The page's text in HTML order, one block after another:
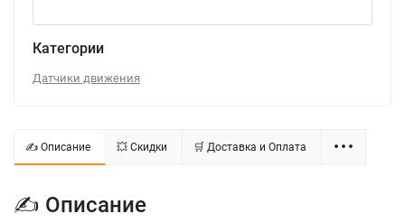
Категории
Датчики движения
✍ Описание 💥 Скидки 🛒 Доставка и Оплата
✍ Описание